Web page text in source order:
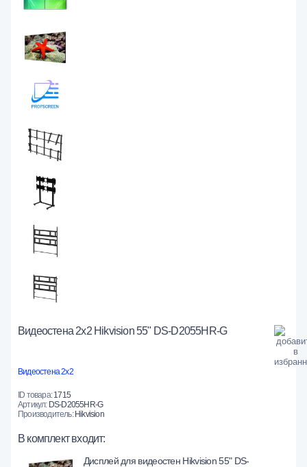
Видеостена 2x2 Hikvision 55" DS-D2055HR-G
Видеостена 2x2
ID товара:1715
Артикул: DS-D2055HR-G
Производитель:Hikvision
В комплект входит:
Дисплей для видеостен Hikvision 55" DS-